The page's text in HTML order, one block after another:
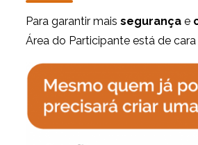
Para garantir mais segurança e
Área do Participante está de cara